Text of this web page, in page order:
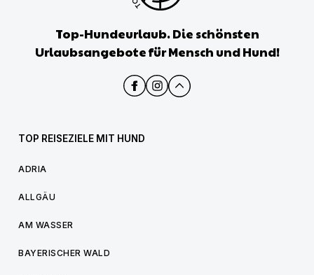
Top-Hundeurlaub. Die schönsten
Urlaubsangebote für Mensch und Hund!
TOP REISEZIELE MIT HUND
ADRIA
ALLGÄU
AM WASSER
BAYERISCHER WALD